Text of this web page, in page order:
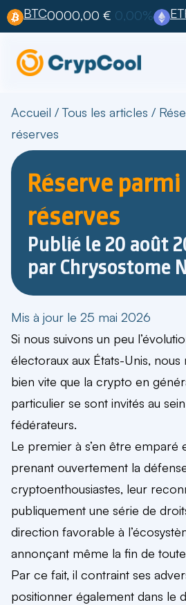
BTC0000,00 € 0,00%
Accueil /Tous les articles /
réserves
Réserve
réserves
Publié le20 août
parChrysostome
Mis à jour le 25 mai 2026
Si nous suivons un peu
électoraux aux États-Unis,
bien vite que la crypto en
particulier se sont invités au
fédérateurs.
Le premier à s’en être emparé
prenant ouvertement la
cryptoenthousiastes, leur
publiquement une série de
direction favorable à
annonçant même la fin de
Par ce fait, il contraint ses
positionner également dans le